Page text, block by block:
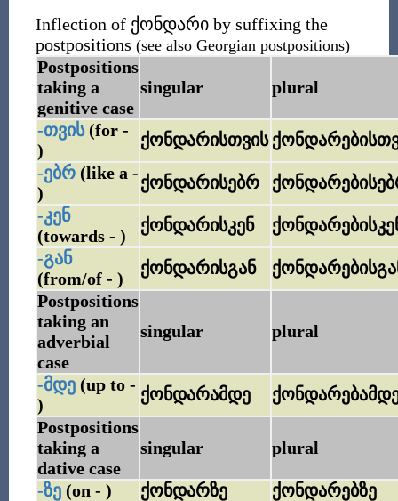
Inflection of ქონდარიby suffixing the
postpositions (see also Georgian postpositions)
Postpositions
taking a
genitive case
singular plural
-თვის(for -
)
ქონდარისთვის
-ებრ(like a -
)
ქონდარისებრ
-კენ
(towards - )
ქონდარისკენ
-გან
(from/of - )
ქონდარისგან
Postpositions
taking an
adverbial
case
singular plural
-მდე(up to -
)
ქონდარამდე
Postpositions
taking a
dative case
singular plural
-ზე(on - ) ქონდარზე
ქონდარებზე